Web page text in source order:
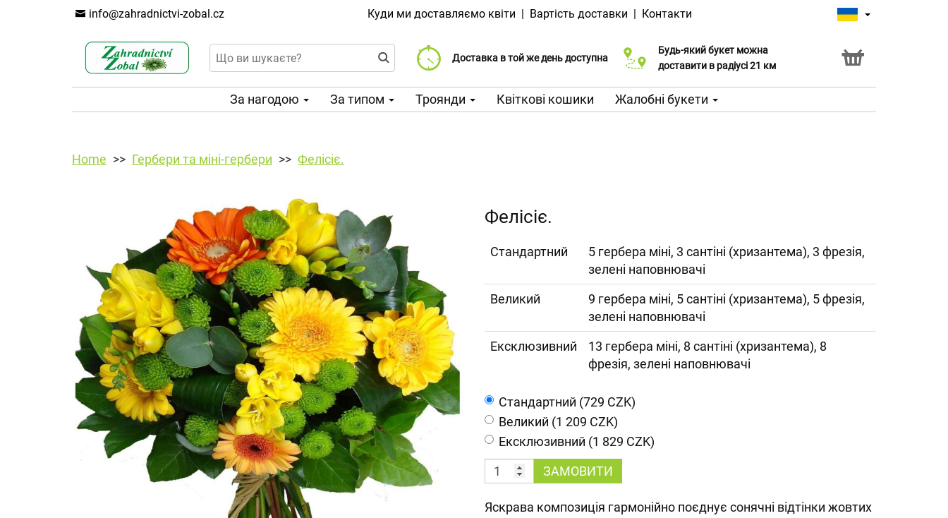
info@zahradnictvi-zobal.cz Куди ми доставляємо квіти | Вартість доставки | Контакти
Доставка в той же день доступна
Доставка від 99 CZK
Виберіть дату доставки
Будь-який букет можна
доставити в радіусі 21 км
Послуга Click & Collect
За нагодою За типом Троянди Квіткові кошики Жалобні букети
Home Гербери та міні-гербери Фелісіє.
Фелісіє.
Cтандартний
5 гербера міні, 3 сантіні (хризантема), 3 фрезія,
зелені наповнювачі
Великий
9 гербера міні, 5 сантіні (хризантема), 5 фрезія,
зелені наповнювачі
Ексклюзивний
13 гербера міні, 8 сантіні (хризантема), 8
фрезія, зелені наповнювачі
Cтандартний (729 CZK)
Великий (1 209 CZK)
Ексклюзивний (1 829 CZK)
ЗАМОВИТИ
Яскрава композиція гармонійно поєднує сонячні відтінки жовтих